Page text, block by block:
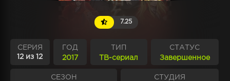
7.25
СЕРИЯ
12 из 12
ГОД
2017
ТИП
ТВ-сериал
СТАТУС
Завершенное
СЕЗОН
СТУДИЯ